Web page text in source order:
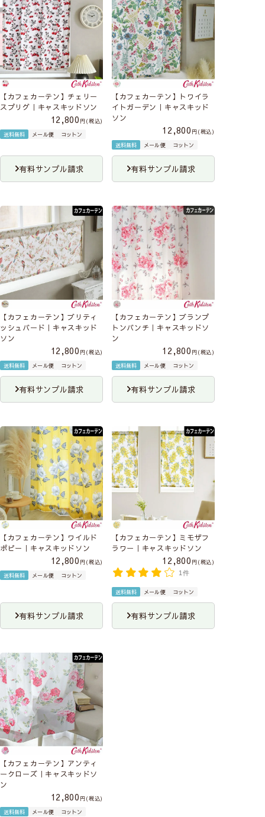
【カフェカーテン】チェリー
スプリグ｜キャスキッドソン
12,800
税込
送料無料
メール便 コットン
有料サンプル請求
【カフェカーテン】トワイラ
イトガーデン｜キャスキッド
ソン
12,800
税込
送料無料
メール便 コットン
有料サンプル請求
【カフェカーテン】ブリティ
ッシュバード｜キャスキッド
ソン
12,800
税込
送料無料
メール便 コットン
有料サンプル請求
【カフェカーテン】ブランプ
トンバンチ｜キャスキッドソ
ン
12,800
税込
送料無料
メール便 コットン
有料サンプル請求
【カフェカーテン】ワイルド
ポピー｜キャスキッドソン
12,800
税込
送料無料
メール便 コットン
有料サンプル請求
【カフェカーテン】ミモザフ
ラワー｜キャスキッドソン
12,800
税込
1件
送料無料 メール便 コットン
有料サンプル請求
【カフェカーテン】アンティ
ークローズ｜キャスキッドソ
ン
12,800
税込
送料無料
メール便 コットン